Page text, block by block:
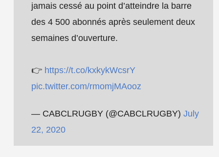
jamais cessé au point d’atteindre la barre
des 4 500 abonnés après seulement deux
semaines d’ouverture.
👉 https://t.co/kxkykWcsrY
pic.twitter.com/rmomjMAooz
— CABCLRUGBY (@CABCLRUGBY) July
22, 2020